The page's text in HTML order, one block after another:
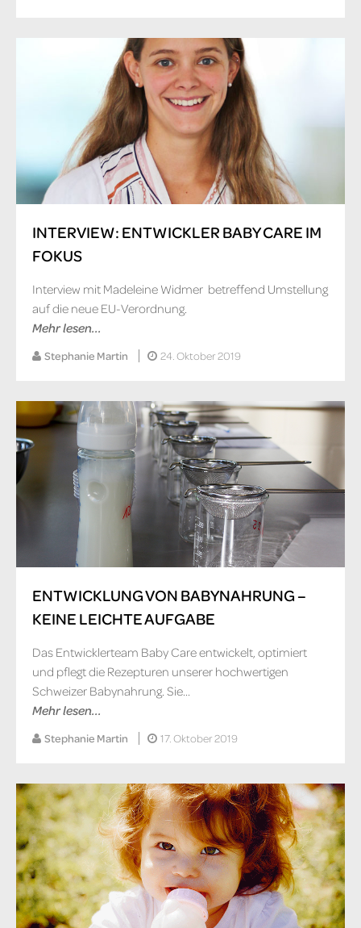
INTERVIEW: ENTWICKLER BABY CARE IM
FOKUS
Interview mit Madeleine Widmer betreffend Umstellung
auf die neue EU-Verordnung.
Mehr lesen...
Stephanie Martin 24. Oktober 2019
ENTWICKLUNG VON BABYNAHRUNG –
KEINE LEICHTE AUFGABE
Das Entwicklerteam Baby Care entwickelt, optimiert
und pflegt die Rezepturen unserer hochwertigen
Schweizer Babynahrung. Sie...
Mehr lesen...
Stephanie Martin 17. Oktober 2019